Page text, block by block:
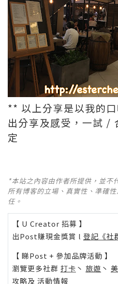
** 以上分享是以我的
出分享及感受，一試 /
定
*本站之內容由作者所提供，並不
所有博客的立場、真實性、準確
任。
【 U Creator 招募 】
出Post賺現金獎賞 l 登記《社
【 睇Post + 參加品牌活動 】
瀏覽更多社群 打卡 丶 旅遊 丶
攻略及 活動情報